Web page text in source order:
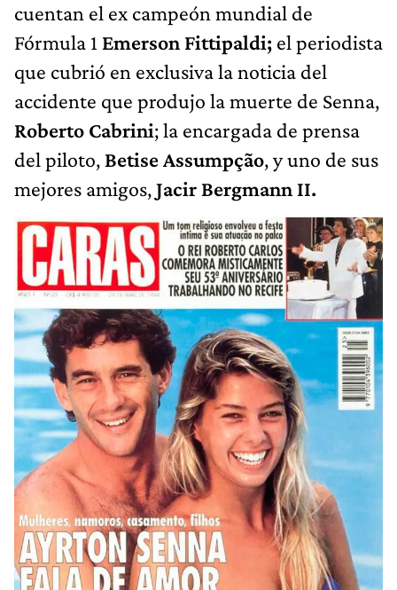
cuentan el ex campeón mundial de
Fórmula 1 Emerson Fittipaldi; el periodista
que cubrió en exclusiva la noticia del
accidente que produjo la muerte de Senna,
Roberto Cabrini; la encargada de prensa
del piloto, Betise Assumpção, y uno de sus
mejores amigos,Jacir Bergmann II.